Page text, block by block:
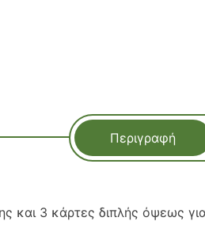
Περιγραφή
και 3 κάρτες διπλής όψεως